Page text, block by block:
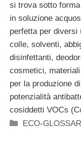
si trova sotto
in soluzione
perfetta per
colle, solventi,
disinfettanti,
cosmetici,
per la produzione
potenzialità
cosiddetti VOCs
Categorie
ECO-